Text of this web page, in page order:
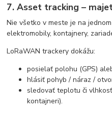
7. Asset tracking –
Nie všetko v meste je na
elektromobily, kontajnery,
LoRaWAN trackery dokážu:
posielať polohu (GPS)
hlásiť pohyb / náraz /
sledovať teplotu či
kontajneri).